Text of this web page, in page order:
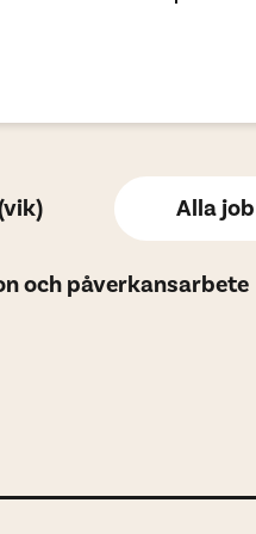
Alla
och påverkansarbete